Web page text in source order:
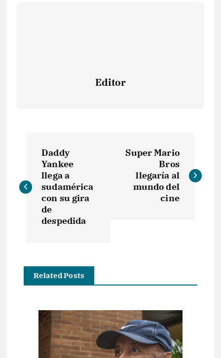
Editor
v
a
c
Daddy
Yankee
llega a
sudamérica
con su gira
de
despedida
Super Mario
Bros
llegaría al
mundo del
cine
Related Posts